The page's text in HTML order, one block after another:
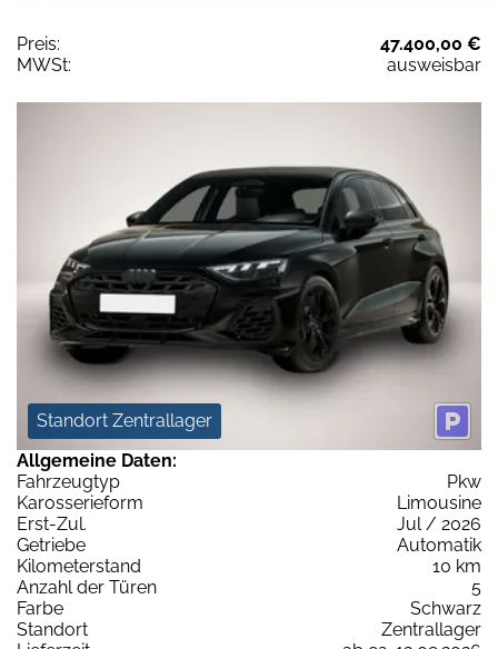
Preis:
47.400,00 €
MWSt:
ausweisbar
Standort Zentrallager
Allgemeine Daten:
Fahrzeugtyp
Pkw
Karosserieform
Limousine
Erst-Zul.
Jul / 2026
Getriebe
Automatik
Kilometerstand
10 km
Anzahl der Türen
5
Farbe
Schwarz
Standort
Zentrallager